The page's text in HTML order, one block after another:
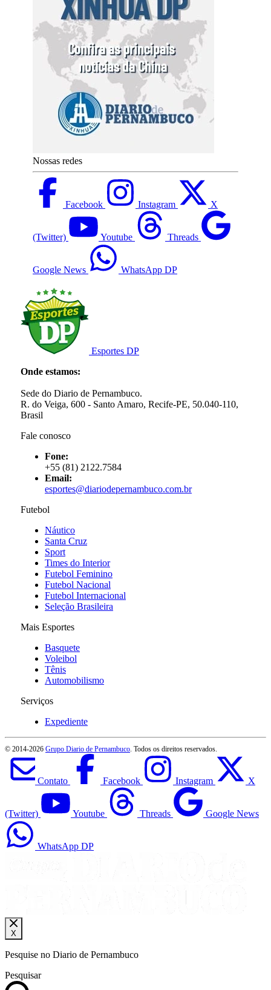
Nossas redes
Facebook Instagram X
(Twitter) Youtube Threads
Google News WhatsApp DP
Esportes DP
Onde estamos:
Sede do Diario de Pernambuco.
R. do Veiga, 600 - Santo Amaro, Recife-PE, 50.040-110,
Brasil
Fale conosco
Fone:
+55 (81) 2122.7584
Email:
esportes@diariodepernambuco.com.br
Futebol
Náutico
Santa Cruz
Sport
Times do Interior
Futebol Feminino
Futebol Nacional
Futebol Internacional
Seleção Brasileira
Mais Esportes
Basquete
Voleibol
Tênis
Automobilismo
Serviços
Expediente
© 2014-2026 Grupo Diario de Pernambuco . Todos os direitos reservados.
Contato Facebook Instagram X
(Twitter) Youtube Threads Google News
WhatsApp DP
X
Pesquise no Diario de Pernambuco
Pesquisar